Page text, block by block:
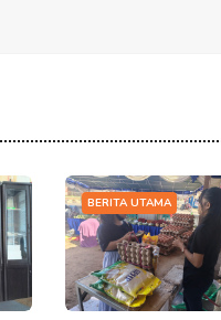
BERITA UTAMA